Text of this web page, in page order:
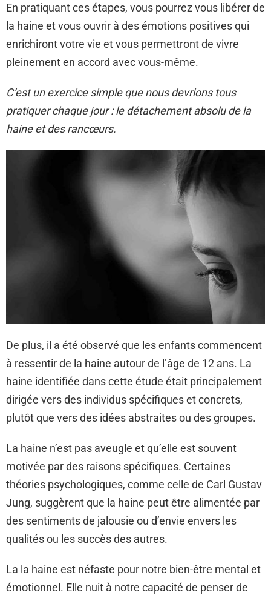
En pratiquant ces étapes, vous pourrez vous libérer de
la haine et vous ouvrir à des émotions positives qui
enrichiront votre vie et vous permettront de vivre
pleinement en accord avec vous-même.
C’est un exercice simple que nous devrions tous
pratiquer chaque jour : le détachement absolu de la
haine et des rancœurs.
De plus, il a été observé que les enfants commencent
à ressentir de la haine autour de l’âge de 12 ans. La
haine identifiée dans cette étude était principalement
dirigée vers des individus spécifiques et concrets,
plutôt que vers des idées abstraites ou des groupes.
La haine n’est pas aveugle et qu’elle est souvent
motivée par des raisons spécifiques. Certaines
théories psychologiques, comme celle de Carl Gustav
Jung, suggèrent que la haine peut être alimentée par
des sentiments de jalousie ou d’envie envers les
qualités ou les succès des autres.
La la haine est néfaste pour notre bien-être mental et
émotionnel. Elle nuit à notre capacité de penser de